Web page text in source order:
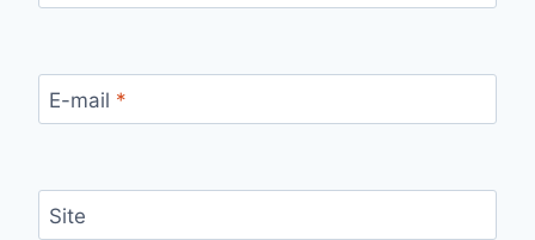
E-mail *
Site